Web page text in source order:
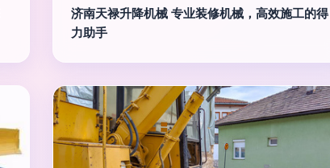
济南天禄升降机械 专业装修机械，高效施工的得
力助手